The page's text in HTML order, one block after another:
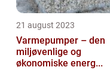
21 august 2023
Varmepumper – den
miljøvenlige og
økonomiske energ...